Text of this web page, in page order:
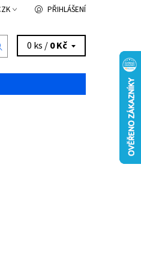
PŘIHLÁŠENÍ
0 ks /0 Kč